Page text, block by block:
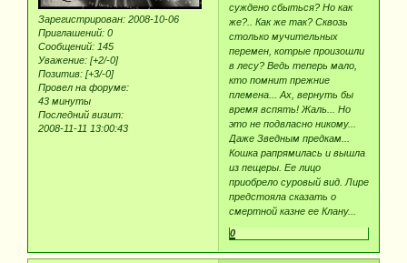
Зарегистрирован: 2008-10-06
Приглашений: 0
Сообщений: 145
Уважение: [+2/-0]
Позитив: [+3/-0]
Провел на форуме:
43 минуты
Последний визит:
2008-11-11 13:00:43
суждено сбыться? Но как
же?.. Как же так? Сквозь
столько мучительных
перемен, котрые произошли
в лесу? Ведь теперь мало,
кто помнит прежние
племена... Ах, вернуть бы
время вспять! Жаль... Но
это не подвласно никому...
Даже Зведным предкам...
Кошка рапрямилась и вышла
из пещеры. Ее лицо
приобрело суровый вид. Лире
предстояла сказать о
смертной казне ее Клану...
0